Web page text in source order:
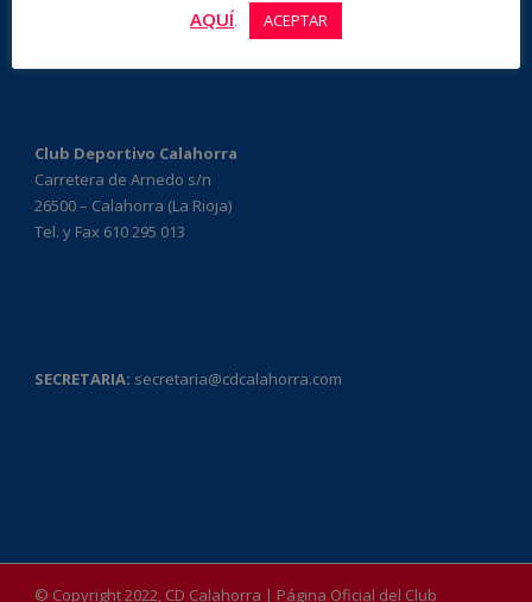
Club Deportivo Calahorra
Carretera de Arnedo s/n
26500 – Calahorra (La Rioja)
Tel. y Fax 610 295 013
SECRETARIA: secretaria@cdcalahorra.com
© Copyright 2022, CD Calahorra | Página Oficial del Club
AQUÍ. ACEPTAR